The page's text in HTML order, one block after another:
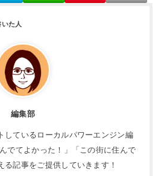
編集部
しているローカルパワーエンジン編
でてよかった！」「この街に住んで
記事をご提供していきます！